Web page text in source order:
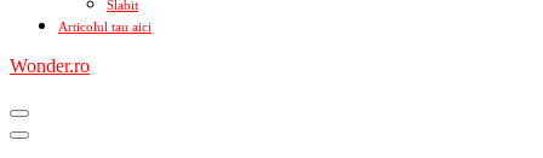
Slabit
Articolul tau aici
Wonder.ro